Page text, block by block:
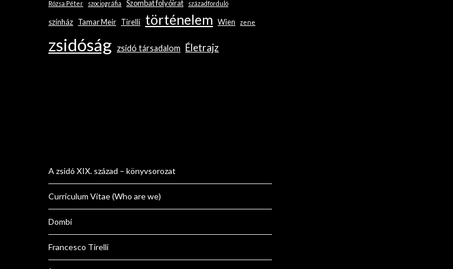
Rózsa Péter szociográfia Szombat folyóirat századforduló
színház Tamar Meir Tirelli történelem Wien zene
zsidóság zsidó társadalom Életrajz
A zsidó XIX. század – könyvsorozat
Curriculum Vitae (Who are we)
Dombi
Francesco Tirelli